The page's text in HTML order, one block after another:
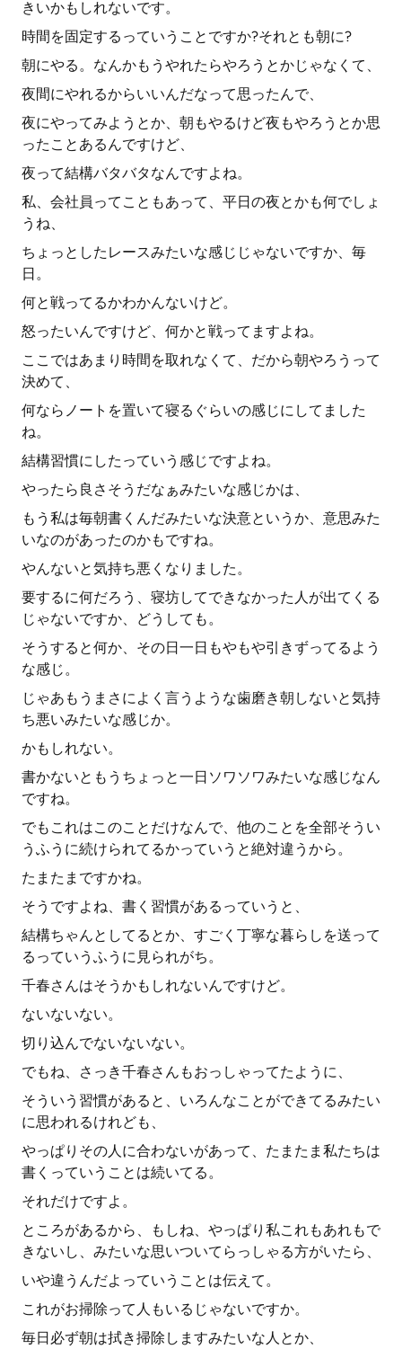
きいかもしれないです。
時間を固定するっていうことですか?それとも朝に?
朝にやる。なんかもうやれたらやろうとかじゃなくて、
夜間にやれるからいいんだなって思ったんで、
夜にやってみようとか、朝もやるけど夜もやろうとか思
ったことあるんですけど、
夜って結構バタバタなんですよね。
私、会社員ってこともあって、平日の夜とかも何でしょ
うね、
ちょっとしたレースみたいな感じじゃないですか、毎
日。
何と戦ってるかわかんないけど。
怒ったいんですけど、何かと戦ってますよね。
ここではあまり時間を取れなくて、だから朝やろうって
決めて、
何ならノートを置いて寝るぐらいの感じにしてました
ね。
結構習慣にしたっていう感じですよね。
やったら良さそうだなぁみたいな感じかは、
もう私は毎朝書くんだみたいな決意というか、意思みた
いなのがあったのかもですね。
やんないと気持ち悪くなりました。
要するに何だろう、寝坊してできなかった人が出てくる
じゃないですか、どうしても。
そうすると何か、その日一日もやもや引きずってるよう
な感じ。
じゃあもうまさによく言うような歯磨き朝しないと気持
ち悪いみたいな感じか。
かもしれない。
書かないともうちょっと一日ソワソワみたいな感じなん
ですね。
でもこれはこのことだけなんで、他のことを全部そうい
うふうに続けられてるかっていうと絶対違うから。
たまたまですかね。
そうですよね、書く習慣があるっていうと、
結構ちゃんとしてるとか、すごく丁寧な暮らしを送って
るっていうふうに見られがち。
千春さんはそうかもしれないんですけど。
ないないない。
切り込んでないないない。
でもね、さっき千春さんもおっしゃってたように、
そういう習慣があると、いろんなことができてるみたい
に思われるけれども、
やっぱりその人に合わないがあって、たまたま私たちは
書くっていうことは続いてる。
それだけですよ。
ところがあるから、もしね、やっぱり私これもあれもで
きないし、みたいな思いついてらっしゃる方がいたら、
いや違うんだよっていうことは伝えて。
これがお掃除って人もいるじゃないですか。
毎日必ず朝は拭き掃除しますみたいな人とか、